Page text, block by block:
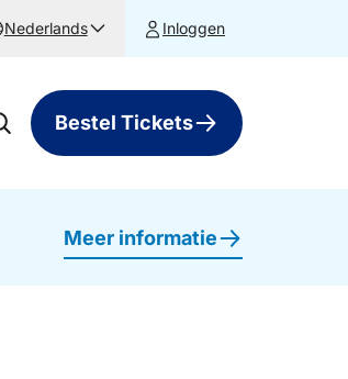
Nederlands Inloggen
Bestel Tickets
Meer informatie